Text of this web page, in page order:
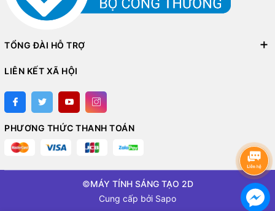
TỔNG ĐÀI HỖ TRỢ
LIÊN KẾT XÃ HỘI
PHƯƠNG THỨC THANH TOÁN
©MÁY TÍNH SÁNG TẠO 2D
Cung cấp bởi Sapo